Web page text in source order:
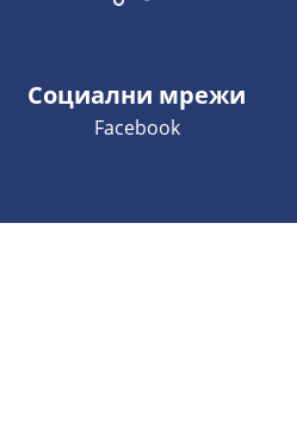
Социални мрежи
Facebook